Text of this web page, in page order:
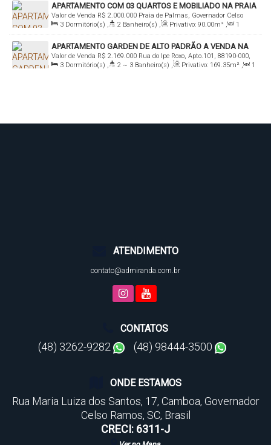
APARTAMENTO COM 03 QUARTOS E MOBILIADO NA PRAIA
DE PALMAS - DECORADO A VENDA
R$ 2.000.000
Valor de Venda
Praia de Palmas, Governador Celso
Ramos, Santa Catarina, Brasil
3 Dormitório(s) , 2 Banheiro(s) , Privativo: 90.00m² ,
1
Sala(s) , 1 Suíte(s) , 2 Vaga(s) , 350mDistância do Mar ,
Útil:
90.00m²
APARTAMENTO GARDEN DE ALTO PADRÃO A VENDA NA
PRAIA DE PALMAS COM 03 SUÍTES + 05 VAGAS
R$ 2.169.000
Valor de Venda
Rua do Ipe Roxo, Apto.101, 88190-000,
Praia de Palmas, Governador Celso Ramos, Santa Catarina, Brasil
3 Dormitório(s) , 2 ~ 3 Banheiro(s) , Privativo: 169.35m² ,
1
ATENDIMENTO
contato@admiranda.com.br
CONTATOS
(48) 3262-9282 (48) 98444-3500
ONDE ESTAMOS
Rua Maria Luiza dos Santos, 17, Camboa, Governador
Celso Ramos, SC, Brasil
CRECI: 6311-J